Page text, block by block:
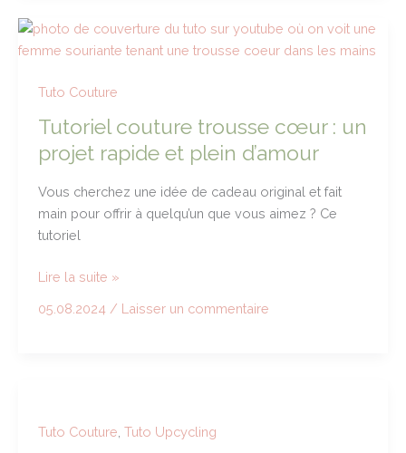
un
projet
et
Tuto Couture
Tutoriel couture trousse cœur : un
projet rapide et plein d’amour
Vous cherchez une idée de cadeau original et fait
main pour offrir à quelqu’un que vous aimez ? Ce
tutoriel
Tutoriel
trousse
rapide
Lire la suite »
05.08.2024 / Laisser un commentaire
Tuto Couture Tuto Upcycling